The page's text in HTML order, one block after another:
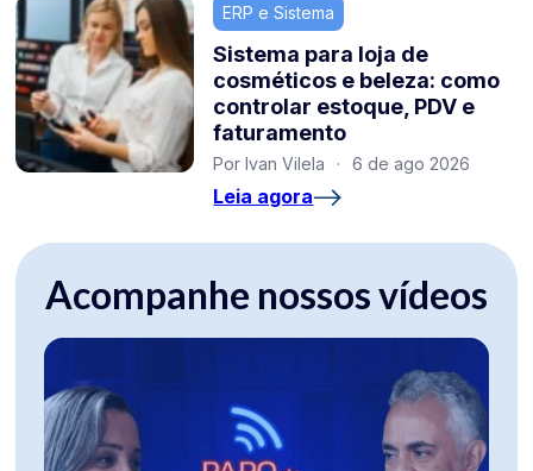
ERP e Sistema
Sistema para loja de
cosméticos e beleza: como
controlar estoque, PDV e
faturamento
Por Ivan Vilela · 6 de ago 2026
Leia agora
Acompanhe nossos vídeos